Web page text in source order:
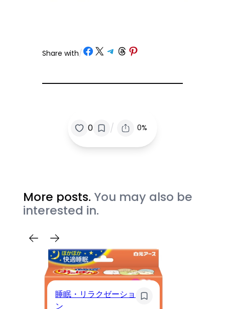
Share with/ Share on Facebook
Share on X Share on Telegram
Share on Threads
Share on Pinterest
0 / 0%
More posts. You may also be
interested in.
睡眠・リラクゼーショ
ン